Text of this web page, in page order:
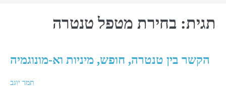
תגית: בחירת מטפל טנטרה
הקשר בין טנטרה, חופש, מיניות וא-מונוגמיה
תמר יוגב